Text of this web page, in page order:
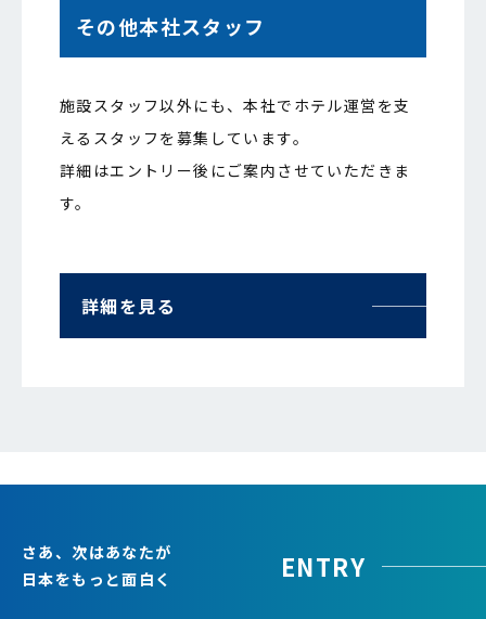
その他本社スタッフ
施設スタッフ以外にも、本社でホテル運営を支
えるスタッフを募集しています。
詳細はエントリー後にご案内させていただきま
す。
詳細を見る
さあ、次はあなたが
日本をもっと面白く
ENTRY